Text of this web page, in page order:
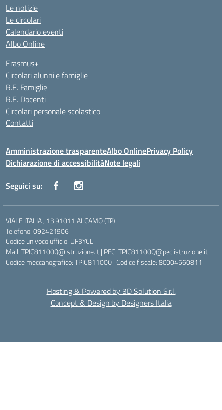
Le notizie
Le circolari
Calendario eventi
Albo Online
Erasmus+
Circolari alunni e famiglie
R.E. Famiglie
R.E. Docenti
Circolari personale scolastico
Contatti
Amministrazione trasparenteAlbo OnlinePrivacy Policy
Dichiarazione di accessibilitàNote legali
Seguici su:
VIALE ITALIA , 13 91011 ALCAMO (TP)
Telefono: 092421906
Codice univoco ufficio: UF3YCL
Mail: TPIC81100Q@istruzione.it | PEC: TPIC81100Q@pec.istruzione.it
Codice meccanografico: TPIC81100Q | Codice fiscale: 80004560811
Hosting & Powered by 3D Solution S.r.l.
Concept & Design by Designers Italia